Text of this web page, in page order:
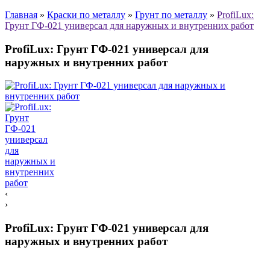
Главная » Краски по металлу » Грунт по металлу » ProfiLux:
Грунт ГФ-021 универсал для наружных и внутренних работ
ProfiLux: Грунт ГФ-021 универсал для
наружных и внутренних работ
‹
›
ProfiLux: Грунт ГФ-021 универсал для
наружных и внутренних работ